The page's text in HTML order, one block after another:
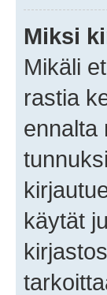
Miksi
Mikäli
rastia
ennalta
käytät